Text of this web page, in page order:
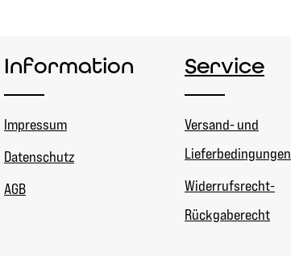
Information
Impressum
Datenschutz
AGB
Service
Versand- und
Lieferbedingungen
Widerrufsrecht-
Rückgaberecht